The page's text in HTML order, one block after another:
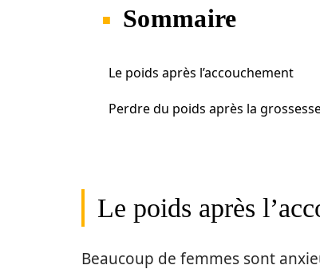
Sommaire
Le poids après l’accouchement
Perdre du poids après la
Le poids après
Beaucoup de femmes sont